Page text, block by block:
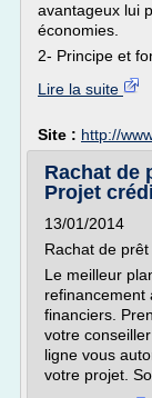
avantageux lui
économies.
2- Principe et
Lire la suite
Site : http://
Rachat de
Projet
13/01/2014
Rachat de
Le meilleur
refinancement
financiers.
votre
ligne vous
votre projet.